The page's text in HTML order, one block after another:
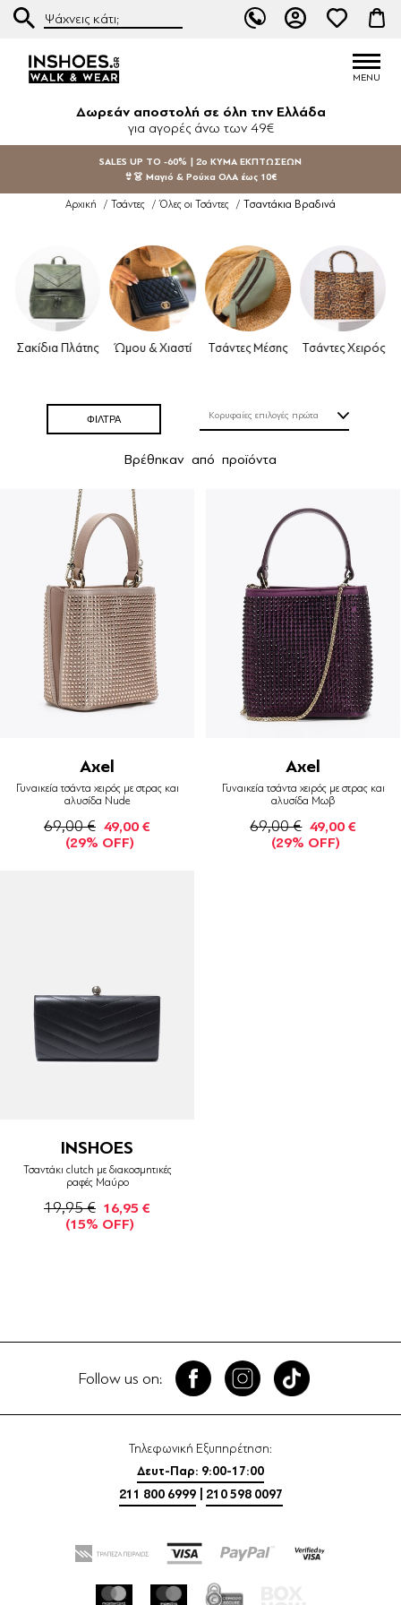
Δωρεάν αποστολή σε όλη την Ελλάδα
για αγορές άνω των 49€
SALES UP TO -60% | 2ο ΚΥΜΑ ΕΚΠΤΩΣΕΩΝ
👙👗 Μαγιό & Ρούχα ΟΛΑ έως 10€
Αρχική / Τσάντες / Όλες οι Τσάντες / Τσαντάκια Βραδινά
Πλάτης Ώμου & Χιαστί Τσάντες Μέσης Τσάντες Χειρός
ΦΙΛΤΡΑ
Βρέθηκαν από προϊόντα
Axel
Γυναικεία τσάντα χειρός με στρας και
αλυσίδα Nude
69,00 € 49,00 €
(29% OFF)
Axel
Γυναικεία τσάντα χειρός με στρας και
αλυσίδα Μωβ
69,00 € 49,00 €
(29% OFF)
INSHOES
Τσαντάκι clutch με διακοσμητικές
ραφές Μαύρο
19,95 € 16,95 €
(15% OFF)
Follow us on:
Τηλεφωνική Εξυπηρέτηση:
Δευτ-Παρ: 9:00-17:00
211 800 6999
210 598 0097